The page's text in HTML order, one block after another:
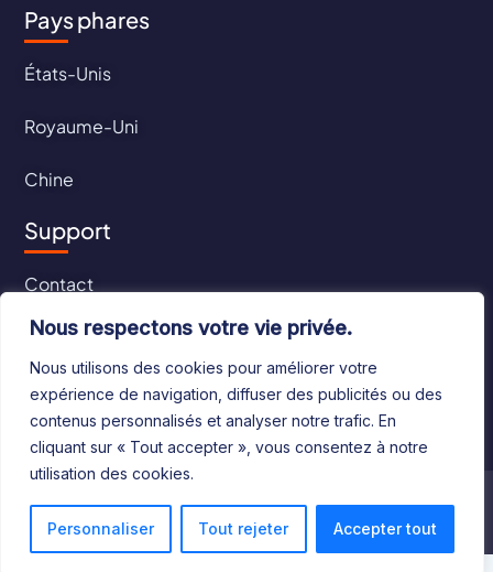
Nous respectons votre vie privée.
Nous utilisons des cookies pour améliorer votre
expérience de navigation, diffuser des publicités ou des
contenus personnalisés et analyser notre trafic. En
cliquant sur « Tout accepter », vous consentez à notre
utilisation des cookies.
Personnaliser Tout rejeter Accepter tout
Pays phares
États-Unis
Royaume-Uni
Chine
Support
Contact
CGU
CGV
©2024 Le Bottin Mondial. Tous droits réservés